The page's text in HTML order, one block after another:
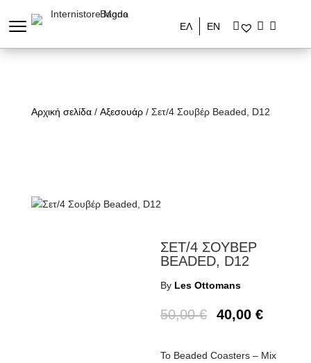
ΕΛ ΕΝ
Αρχική σελίδα/ Αξεσουάρ/ Σετ/4 Σουβέρ Beaded, D12
ΣΕΤ/4 ΣΟΥΒΕΡ
BEADED, D12
By Les Ottomans
50,00€ 40,00€
Το Beaded Coasters – Mix